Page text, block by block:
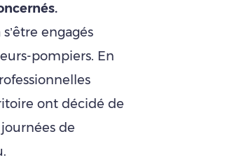
engagés
pompiers. En
ont décidé de
de